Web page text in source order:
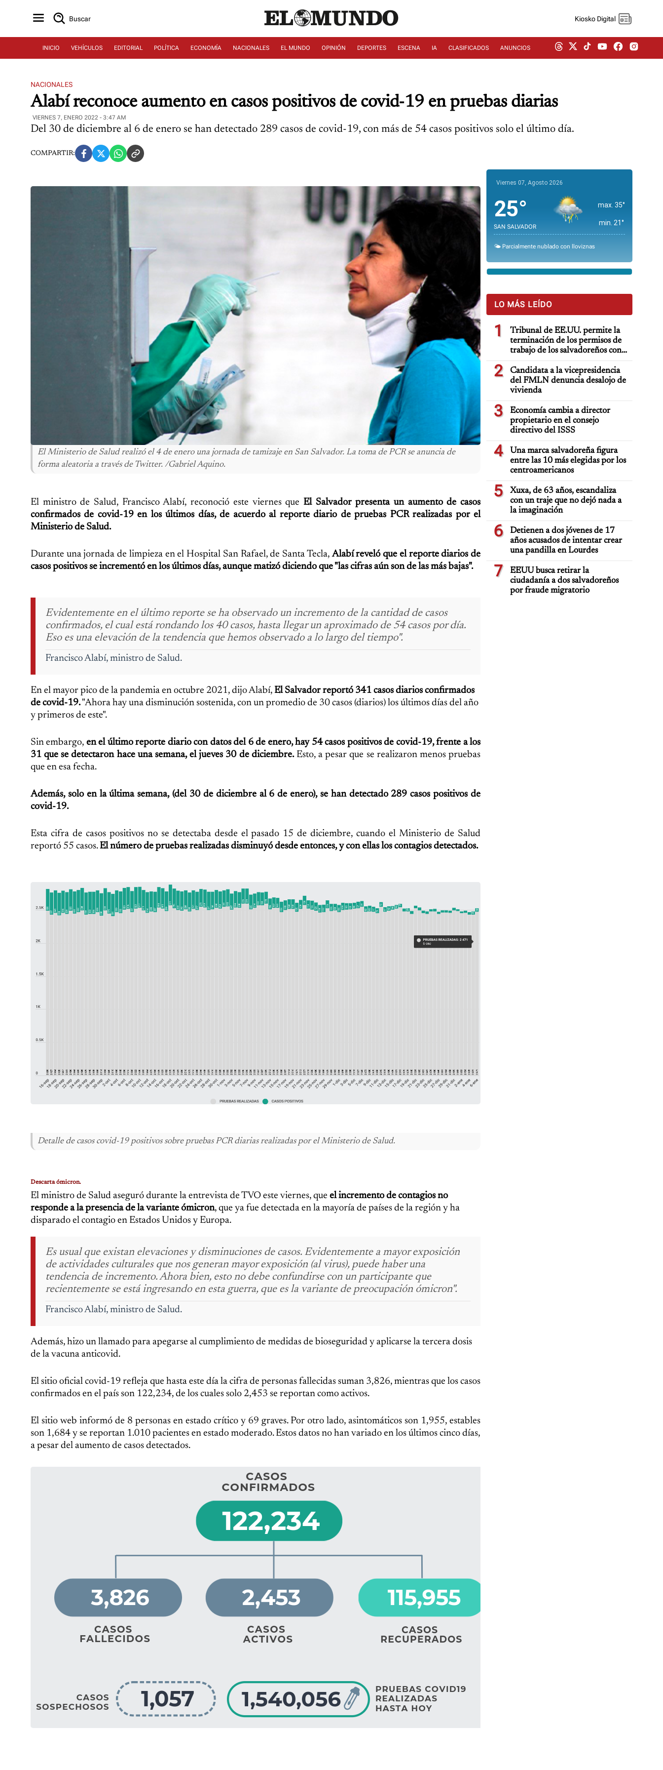
Buscar Kiosko Digital
INICIO VEHÍCULOS EDITORIAL POLÍTICA ECONOMÍA NACIONALES EL MUNDO OPINIÓN DEPORTES ESCENA IA CLASIFICADOS ANUNCIOS
NACIONALES
Alabí reconoce aumento en casos positivos de covid-19 en pruebas diarias
VIERNES 7, ENERO 2022 - 3:47 AM
Del 30 de diciembre al 6 de enero se han detectado 289 casos de covid-19, con más de 54 casos positivos solo el último día.
COMPARTIR:
El Ministerio de Salud realizó el 4 de enero una jornada de tamizaje en San Salvador. La toma de PCR se anuncia de
forma aleatoria a través de Twitter. /Gabriel Aquino.
El ministro de Salud, Francisco Alabí, reconoció este viernes que El Salvador presenta un aumento de casos
confirmados de covid-19 en los últimos días, de acuerdo al reporte diario de pruebas PCR realizadas por el
Ministerio de Salud.
Durante una jornada de limpieza en el Hospital San Rafael, de Santa Tecla, Alabí reveló que el reporte diarios de
casos positivos se incrementó en los últimos días, aunque matizó diciendo que "las cifras aún son de las más bajas".
Evidentemente en el último reporte se ha observado un incremento de la cantidad de casos
confirmados, el cual está rondando los 40 casos, hasta llegar un aproximado de 54 casos por día.
Eso es una elevación de la tendencia que hemos observado a lo largo del tiempo".
Francisco Alabí, ministro de Salud.
En el mayor pico de la pandemia en octubre 2021, dijo Alabí, El Salvador reportó 341 casos diarios confirmados
de covid-19."Ahora hay una disminución sostenida, con un promedio de 30 casos (diarios) los últimos días del año
y primeros de este".
Sin embargo, en el último reporte diario con datos del 6 de enero, hay 54 casos positivos de covid-19, frente a los
31 que se detectaron hace una semana, el jueves 30 de diciembre.Esto, a pesar que se realizaron menos pruebas
que en esa fecha.
Además, solo en la última semana, (del 30 de diciembre al 6 de enero), se han detectado 289 casos positivos de
covid-19.
Esta cifra de casos positivos no se detectaba desde el pasado 15 de diciembre, cuando el Ministerio de Salud
reportó 55 casos.El número de pruebas realizadas disminuyó desde entonces, y con ellas los contagios detectados.
Detalle de casos covid-19 positivos sobre pruebas PCR diarias realizadas por el Ministerio de Salud.
Descarta ómicron.
El ministro de Salud aseguró durante la entrevista de TVO este viernes, que el incremento de contagios no
responde a la presencia de la variante ómicron, que ya fue detectada en la mayoría de países de la región y ha
disparado el contagio en Estados Unidos y Europa.
Es usual que existan elevaciones y disminuciones de casos. Evidentemente a mayor exposición
de actividades culturales que nos generan mayor exposición (al virus), puede haber una
tendencia de incremento. Ahora bien, esto no debe confundirse con un participante que
recientemente se está ingresando en esta guerra, que es la variante de preocupación ómicron".
Francisco Alabí, ministro de Salud.
Además, hizo un llamado para apegarse al cumplimiento de medidas de bioseguridad y aplicarse la tercera dosis
de la vacuna anticovid.
El sitio oficial covid-19 refleja que hasta este día la cifra de personas fallecidas suman 3,826, mientras que los casos
confirmados en el país son 122,234, de los cuales solo 2,453 se reportan como activos.
El sitio web informó de 8 personas en estado crítico y 69 graves. Por otro lado, asintomáticos son 1,955, estables
son 1,684 y se reportan 1.010 pacientes en estado moderado. Estos datos no han variado en los últimos cinco días,
a pesar del aumento de casos detectados.
Viernes 07, Agosto 2026
25°
SAN SALVADOR
max. 35°
min. 21°
🌤️ Parcialmente nublado con lloviznas
LO MÁS LEÍDO
1
Tribunal de EE.UU. permite la
terminación de los permisos de
trabajo de los salvadoreños con
TPS
2
Candidata a la vicepresidencia
del FMLN denuncia desalojo de
vivienda
3
Economía cambia a director
propietario en el consejo
directivo del ISSS
4
Una marca salvadoreña figura
entre las 10 más elegidas por los
centroamericanos
5
Xuxa, de 63 años, escandaliza
con un traje que no dejó nada a
la imaginación
6
Detienen a dos jóvenes de 17
años acusados de intentar crear
una pandilla en Lourdes
7
EEUU busca retirar la
ciudadanía a dos salvadoreños
por fraude migratorio